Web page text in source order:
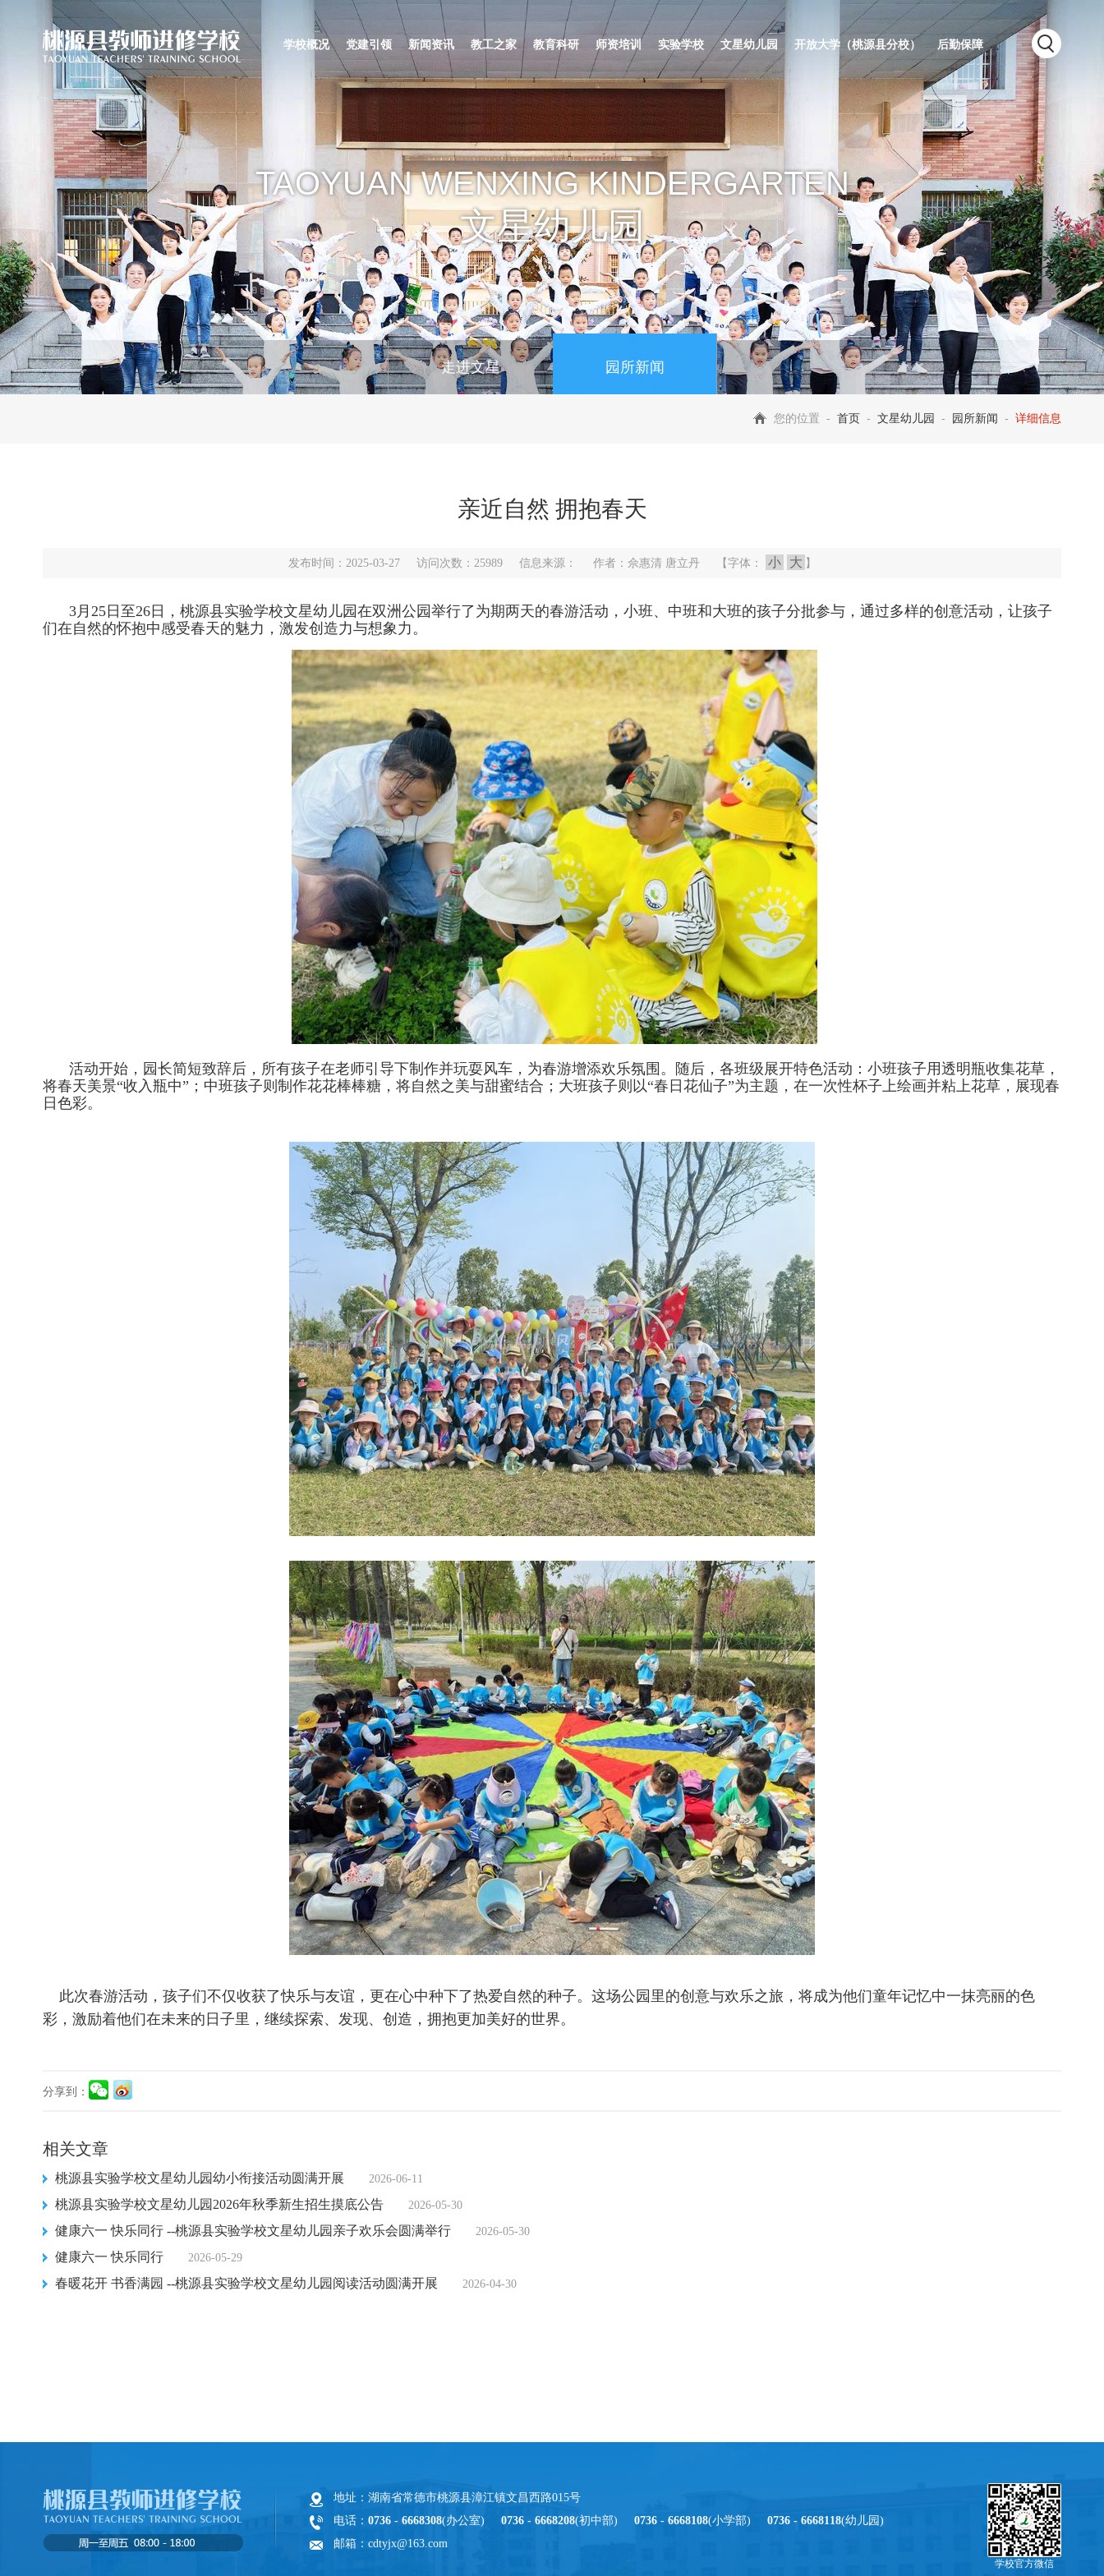
学校概况 党建引领 新闻资讯 教工之家 教育科研 师资培训 实验学校 文星幼儿园 开放大学（桃源县分校） 后勤保障
TAOYUAN WENXING KINDERGARTEN
文星幼儿园
走进文星 园所新闻
您的位置 - 首页 - 文星幼儿园 - 园所新闻 - 详细信息
亲近自然 拥抱春天
发布时间：2025-03-27 访问次数：25989 信息来源： 作者：佘惠清 唐立丹 【字体： 小 大 】
3月25日至26日，桃源县实验学校文星幼儿园在双洲公园举行了为期两天的春游活动，小班、中班和大班的孩子分批参与，通过多样的创意活动，让孩子
们在自然的怀抱中感受春天的魅力，激发创造力与想象力。
活动开始，园长简短致辞后，所有孩子在老师引导下制作并玩耍风车，为春游增添欢乐氛围。随后，各班级展开特色活动：小班孩子用透明瓶收集花草，
将春天美景“收入瓶中”；中班孩子则制作花花棒棒糖，将自然之美与甜蜜结合；大班孩子则以“春日花仙子”为主题，在一次性杯子上绘画并粘上花草，展现春
日色彩。
此次春游活动，孩子们不仅收获了快乐与友谊，更在心中种下了热爱自然的种子。这场公园里的创意与欢乐之旅，将成为他们童年记忆中一抹亮丽的色
彩，激励着他们在未来的日子里，继续探索、发现、创造，拥抱更加美好的世界。
分享到：
相关文章
桃源县实验学校文星幼儿园幼小衔接活动圆满开展 2026-06-11
桃源县实验学校文星幼儿园2026年秋季新生招生摸底公告 2026-05-30
健康六一 快乐同行 --桃源县实验学校文星幼儿园亲子欢乐会圆满举行 2026-05-30
健康六一 快乐同行 2026-05-29
春暖花开 书香满园 --桃源县实验学校文星幼儿园阅读活动圆满开展 2026-04-30
地址：湖南省常德市桃源县漳江镇文昌西路015号
电话： 0736 - 6668308(办公室) 0736 - 6668208(初中部) 0736 - 6668108(小学部) 0736 - 6668118(幼儿园)
邮箱：cdtyjx@163.com
学校官方微信